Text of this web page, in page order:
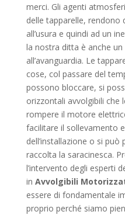
merci. Gli agenti
delle tapparelle, rendono
all’usura e quindi ad un
la nostra ditta è anche
all’avanguardia. Le
cose, col passare del
possono bloccare, si
orizzontali avvolgibili che
rompere il motore
facilitare il sollevamento
dell’installazione o si
raccolta la saracinesca.
l’intervento degli esperti
in Avvolgibili
essere di fondamentale
proprio perché siamo